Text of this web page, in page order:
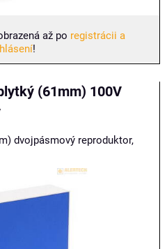
až po registrácii a
!
(61mm) 100V
dvojpásmový reproduktor,